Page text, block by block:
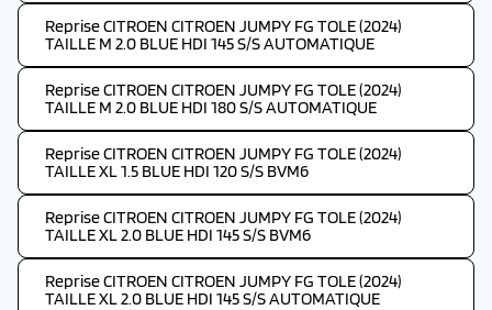
Reprise CITROEN CITROEN JUMPY FG TOLE (2024)
TAILLE M 2.0 BLUE HDI 145 S/S AUTOMATIQUE
Reprise CITROEN CITROEN JUMPY FG TOLE (2024)
TAILLE M 2.0 BLUE HDI 180 S/S AUTOMATIQUE
Reprise CITROEN CITROEN JUMPY FG TOLE (2024)
TAILLE XL 1.5 BLUE HDI 120 S/S BVM6
Reprise CITROEN CITROEN JUMPY FG TOLE (2024)
TAILLE XL 2.0 BLUE HDI 145 S/S BVM6
Reprise CITROEN CITROEN JUMPY FG TOLE (2024)
TAILLE XL 2.0 BLUE HDI 145 S/S AUTOMATIQUE